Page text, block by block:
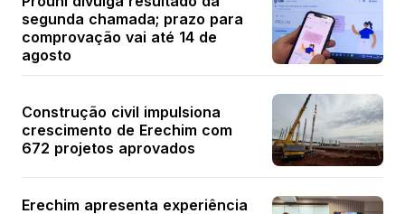
segunda chamada; prazo para
comprovação vai até 14 de
agosto
Construção civil impulsiona
crescimento de Erechim com
672 projetos aprovados
Erechim apresenta experiência